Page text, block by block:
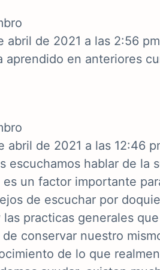
abril de 2021 a las 2:56 pm
aprendido en anteriores
abril de 2021 a las 12:46
escuchamos hablar de la
es un factor importante
de escuchar por
practicas generales
conservar nuestro
de lo que